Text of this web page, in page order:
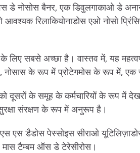
डे नोसोस बैनर, एक डिवुलगाकाओ डे
आवश्यक रिलाकियोनाडोस एओ नोसो
लिए सबसे अच्छा है। वास्तव में, यह
है, नोसास के रूप में प्रोटेगमोस के रूप में,
के समूह के कर्मचारियों के रूप में देखते
सुरक्षा संरक्षण के रूप में अनुरूप है।
एस डैडोस पेस्सोइस सीराओ
टैम्बम ऑस डे टेरेसीरोस।